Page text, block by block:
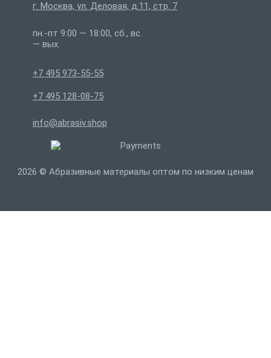
г. Москва, ул. Деловая, д.11, стр. 7
пн.-пт 9:00 — 18:00, сб., вс.
— вых.
+7 495 973-55-55
+7 495 128-08-75
info@abrasiv.shop
2026 © Абразивные материалы оптом по низким ценам